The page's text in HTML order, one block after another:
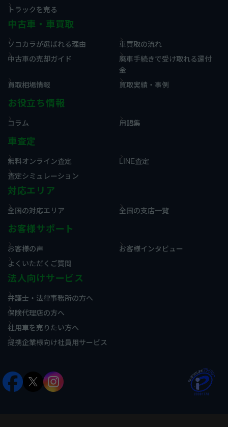
トラックを売る
中古車・車買取
ソコカラが選ばれる理由
車買取の流れ
中古車の売却ガイド
廃車手続きで受け取れる還付
金
買取相場情報
買取実績・事例
お役立ち情報
コラム 用語集
車査定
無料オンライン査定
LINE査定
査定シミュレーション
対応エリア
全国の対応エリア 全国の支店一覧
お客様サポート
お客様の声
お客様インタビュー
よくいただくご質問
法人向けサービス
弁護士・法律事務所の方へ
保険代理店の方へ
社用車を売りたい方へ
提携企業様向け社員用サービス